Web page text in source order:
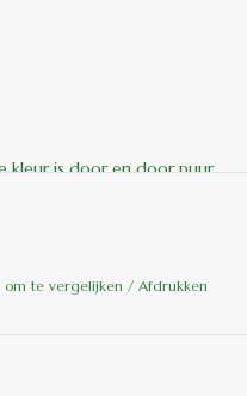
kleur is door en door puur
om te vergelijken / Afdrukken